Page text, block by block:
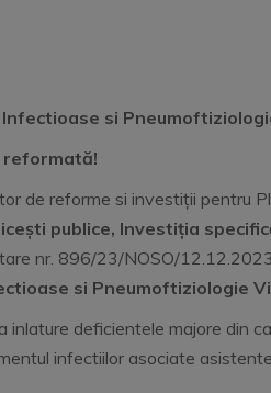
Infectioase si
reformată!
de reforme si investiții pentru
publice, Investiția
nr. 896/23/NOSO/
si Pneumoftiziologie
deficientele majore din
infectiilor asociate